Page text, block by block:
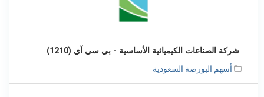
شركة الصناعات الكيميائية الأساسية - بي سي آي (1210)
أسهم البورصة السعودية